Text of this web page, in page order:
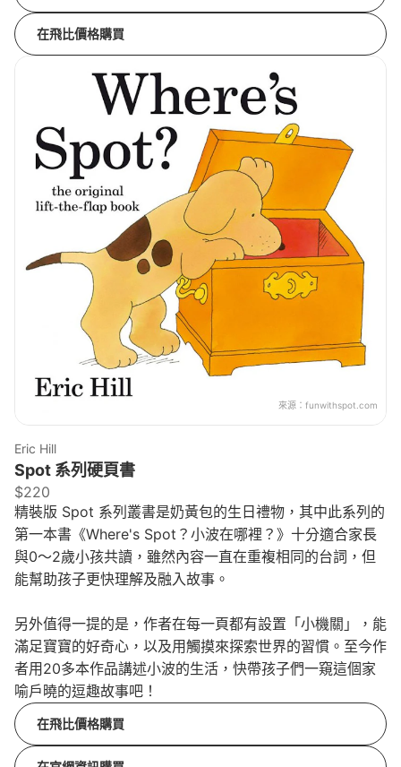
在飛比價格購買
來源： funwithspot.com
Eric Hill
Spot 系列硬頁書
$220
精裝版 Spot 系列叢書是奶黃包的生日禮物，其中此系列的
第一本書《Where's Spot？小波在哪裡？》十分適合家長
與0～2歲小孩共讀，雖然內容一直在重複相同的台詞，但
能幫助孩子更快理解及融入故事。
另外值得一提的是，作者在每一頁都有設置「小機關」，能
滿足寶寶的好奇心，以及用觸摸來探索世界的習慣。至今作
者用20多本作品講述小波的生活，快帶孩子們一窺這個家
喻戶曉的逗趣故事吧！
在飛比價格購買